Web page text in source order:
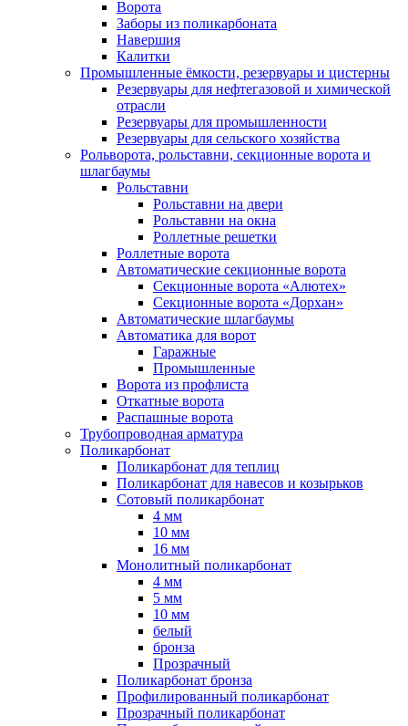
Ворота
Заборы из поликарбоната
Навершия
Калитки
Промышленные ёмкости, резервуары и цистерны
Резервуары для нефтегазовой и химической
отрасли
Резервуары для промышленности
Резервуары для сельского хозяйства
Рольворота, рольставни, секционные ворота и
шлагбаумы
Рольставни
Рольставни на двери
Рольставни на окна
Роллетные решетки
Роллетные ворота
Автоматические секционные ворота
Секционные ворота «Алютех»
Секционные ворота «Дорхан»
Автоматические шлагбаумы
Автоматика для ворот
Гаражные
Промышленные
Ворота из профлиста
Откатные ворота
Распашные ворота
Трубопроводная арматура
Поликарбонат
Поликарбонат для теплиц
Поликарбонат для навесов и козырьков
Сотовый поликарбонат
4 мм
10 мм
16 мм
Монолитный поликарбонат
4 мм
5 мм
10 мм
белый
бронза
Прозрачный
Поликарбонат бронза
Профилированный поликарбонат
Прозрачный поликарбонат